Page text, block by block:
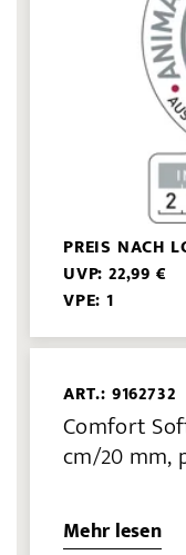
PREIS NACH
UVP: 22,99 €
VPE: 1
ART.: 9162732
Comfort
cm/20 mm,
Mehr lesen